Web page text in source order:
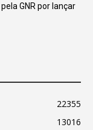
GNR por lançar
22355
13016